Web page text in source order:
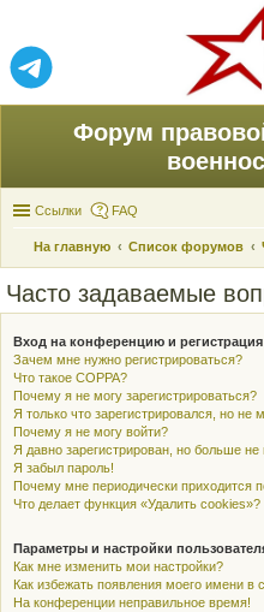
Форум
Ссылки FAQ
На главную Список форумов
Часто задаваемые
Вход на конференцию и регистрация
Зачем мне нужно регистрироваться?
Что такое COPPA?
Почему я не могу зарегистрироваться?
Я только что зарегистрировался, но не
Почему я не могу войти?
Я давно зарегистрирован, но больше не
Я забыл пароль!
Почему мне периодически приходится
Что делает функция «Удалить cookies»?
Параметры и настройки
Как мне изменить мои настройки?
Как избежать появления моего имени в
На конференции неправильное время!